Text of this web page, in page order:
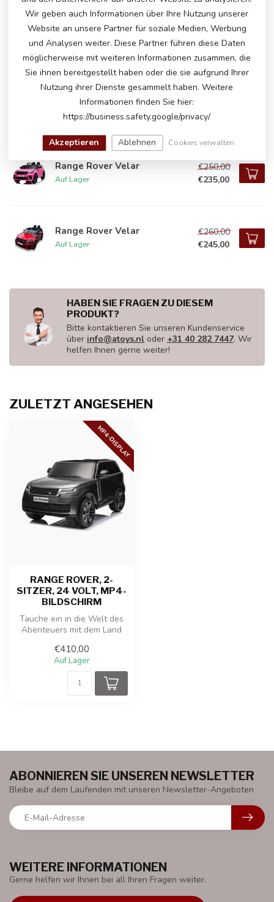
Range Rover Evoque, 12-
Volt-Kinderauto
Auf Lager
€249,00
Range Rover Velar, 12-Volt-
Kinderauto
Auf Lager
€235,00
Range Rover Velar
Auf Lager
€250,00
€235,00
Range Rover Velar
Auf Lager
€260,00
€245,00
HABEN SIE FRAGEN ZU DIESEM
PRODUKT?
Bitte kontaktieren Sie unseren Kundenservice
über info@atoys.nl oder +31 40 282 7447. Wir
helfen Ihnen gerne weiter!
ZULETZT ANGESEHEN
MP4-DISPLAY
RANGE ROVER, 2-
SITZER, 24 VOLT, MP4-
BILDSCHIRM
Tauche ein in die Welt des
Abenteuers mit dem Land
Kinderauto!...
€410,00
Auf Lager
WEITERE INFORMATIONEN
Gerne helfen wir Ihnen bei all Ihren Fragen weiter.
ABONNIEREN SIE UNSEREN NEWSLETTER
Bleibe auf dem Laufenden mit unseren Newsletter-Angeboten
Wir geben auch Informationen über Ihre Nutzung unserer
Website an unsere Partner für soziale Medien, Werbung
und Analysen weiter. Diese Partner führen diese Daten
möglicherweise mit weiteren Informationen zusammen, die
Sie ihnen bereitgestellt haben oder die sie aufgrund Ihrer
Nutzung ihrer Dienste gesammelt haben. Weitere
Informationen finden Sie hier:
https://business.safety.google/privacy/
Akzeptieren Ablehnen Cookies verwalten